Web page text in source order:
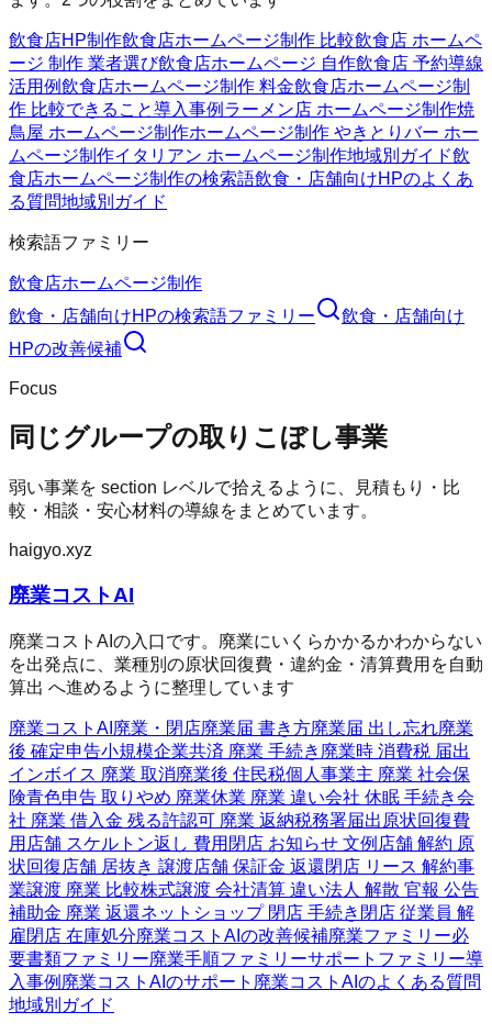
飲食店HP制作飲食店ホームページ制作 比較飲食店 ホームペ
ージ 制作 業者選び飲食店ホームページ 自作飲食店 予約導線
活用例飲食店ホームページ制作 料金飲食店ホームページ制
作 比較できること導入事例 ラーメン店 ホームページ制作焼
鳥屋 ホームページ制作ホームページ制作 やきとり バー ホー
ムページ制作イタリアン ホームページ制作地域別ガイド飲
食店ホームページ制作の検索語飲食・店舗向けHPのよくあ
る質問地域別ガイド
検索語ファミリー
飲食店ホームページ制作
飲食・店舗向けHPの検索語ファミリー
飲食・店舗向け
HPの改善候補
Focus
同じグループの取りこぼし事業
弱い事業を section レベルで拾えるように、見積もり・比
較・相談・安心材料の導線をまとめています。
haigyo.xyz
廃業コストAI
廃業コストAIの入口です。廃業にいくらかかるかわからない
を出発点に、業種別の原状回復費・違約金・清算費用を自動
算出 へ進めるように整理しています
廃業コストAI 廃業・閉店廃業届 書き方廃業届 出し忘れ廃業
後 確定申告小規模企業共済 廃業 手続き 廃業時 消費税 届出
インボイス 廃業 取消廃業後 住民税個人事業主 廃業 社会保
険青色申告 取りやめ 廃業休業 廃業 違い会社 休眠 手続き会
社 廃業 借入金 残る許認可 廃業 返納税務署届出 原状回復費
用 店舗 スケルトン返し 費用 閉店 お知らせ 文例 店舗 解約 原
状回復店舗 居抜き 譲渡店舗 保証金 返還閉店 リース 解約事
業譲渡 廃業 比較株式譲渡 会社清算 違い法人 解散 官報 公告
補助金 廃業 返還ネットショップ 閉店 手続き 閉店 従業員 解
雇閉店 在庫処分廃業コストAIの改善候補廃業ファミリー必
要書類ファミリー廃業手順ファミリーサポートファミリー導
入事例 廃業コストAIのサポート 廃業コストAIのよくある質問
地域別ガイド